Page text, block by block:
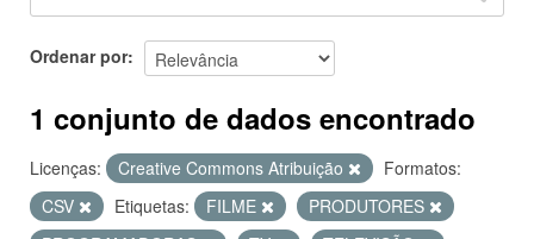
SOBRE
Ordenar por
1 conjunto de dados encontrado
Licenças: Creative Commons Atribuição
Formatos:
CSV
Etiquetas: FILME
PRODUTORES